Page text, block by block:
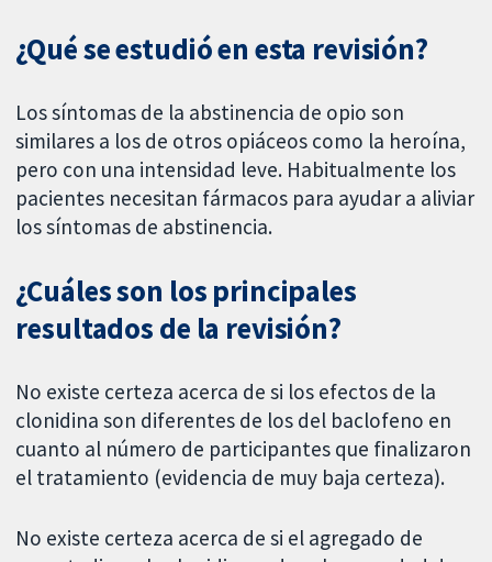
¿Qué se estudió en esta revisión?
Los síntomas de la abstinencia de opio son
similares a los de otros opiáceos como la heroína,
pero con una intensidad leve. Habitualmente los
pacientes necesitan fármacos para ayudar a aliviar
los síntomas de abstinencia.
¿Cuáles son los principales
resultados de la revisión?
No existe certeza acerca de si los efectos de la
clonidina son diferentes de los del baclofeno en
cuanto al número de participantes que finalizaron
el tratamiento (evidencia de muy baja certeza).
No existe certeza acerca de si el agregado de